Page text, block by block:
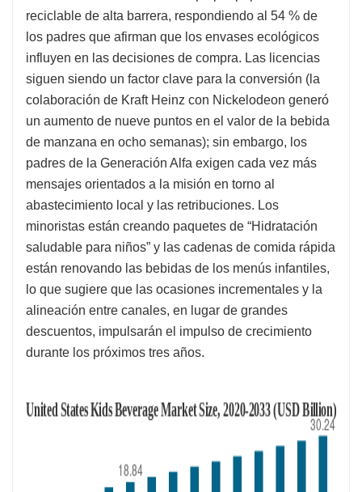
reciclable de alta barrera, respondiendo al 54 % de
los padres que afirman que los envases ecológicos
influyen en las decisiones de compra. Las licencias
siguen siendo un factor clave para la conversión (la
colaboración de Kraft Heinz con Nickelodeon generó
un aumento de nueve puntos en el valor de la bebida
de manzana en ocho semanas); sin embargo, los
padres de la Generación Alfa exigen cada vez más
mensajes orientados a la misión en torno al
abastecimiento local y las retribuciones. Los
minoristas están creando paquetes de “Hidratación
saludable para niños” y las cadenas de comida rápida
están renovando las bebidas de los menús infantiles,
lo que sugiere que las ocasiones incrementales y la
alineación entre canales, en lugar de grandes
descuentos, impulsarán el impulso de crecimiento
durante los próximos tres años.